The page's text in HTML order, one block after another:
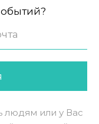
людям или у Вас